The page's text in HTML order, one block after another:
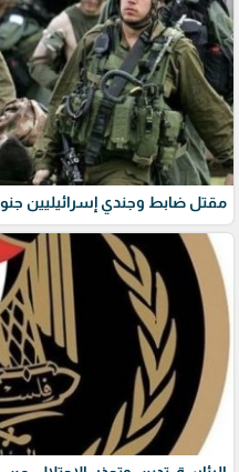
مقتل ضابط وجندي إسرائيليين